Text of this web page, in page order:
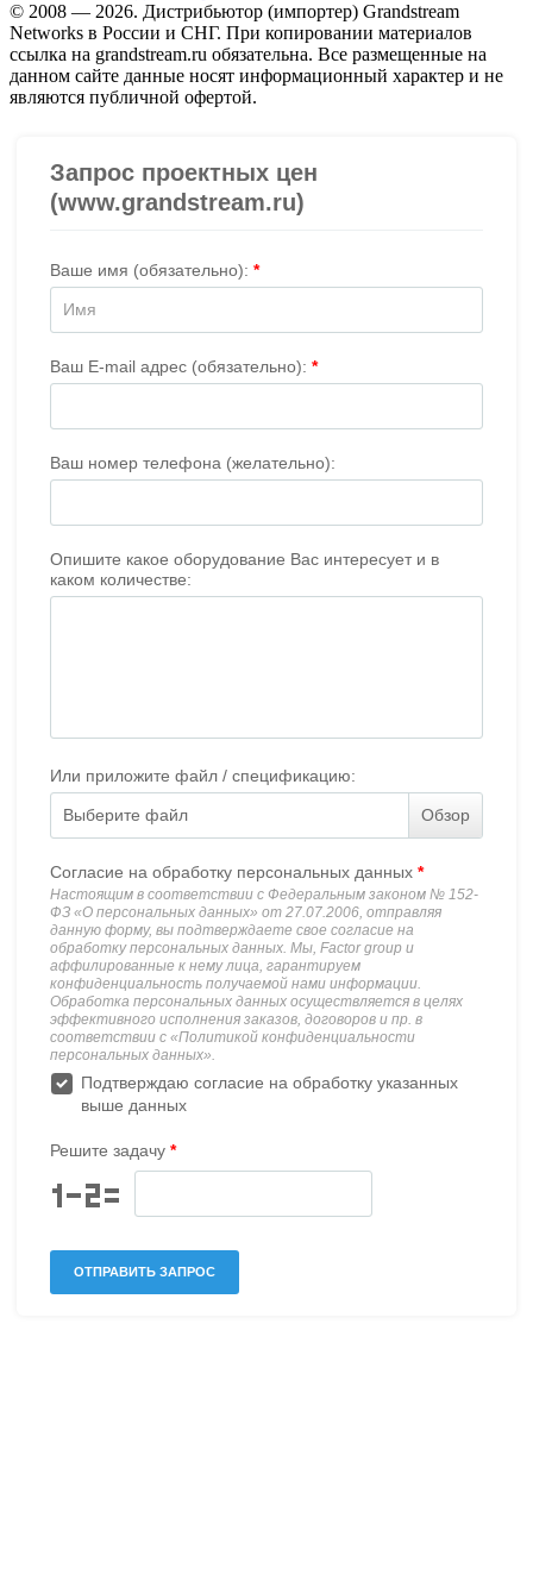
© 2008 — 2026. Дистрибьютор (импортер) Grandstream
Networks в России и СНГ. При копировании материалов
ссылка на grandstream.ru обязательна. Все размещенные на
данном сайте данные носят информационный характер и не
являются публичной офертой.